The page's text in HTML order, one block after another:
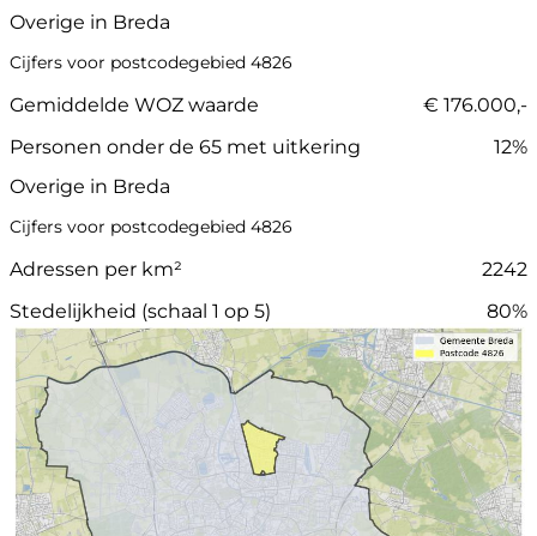
Overige in Breda
Cijfers voor postcodegebied 4826
Gemiddelde WOZ waarde
€ 176.000,-
Personen onder de 65 met uitkering
12%
Overige in Breda
Cijfers voor postcodegebied 4826
Adressen per km²
2242
Stedelijkheid (schaal 1 op 5)
80%